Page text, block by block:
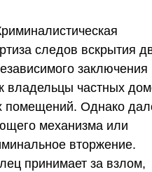
владельцы частных
помещений. Однако
механизма или
вторжение.
принимает за взлом,